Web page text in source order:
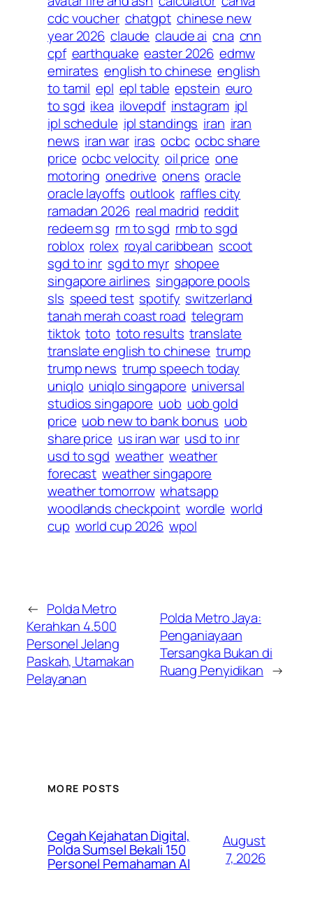
cdc voucher chatgpt chinese new
year 2026 claude claude ai cna cnn
cpf earthquake easter 2026 edmw
emirates english to chinese english
to tamil epl epl table epstein euro
to sgd ikea ilovepdf instagram ipl
ipl schedule ipl standings iran iran
news iran war iras ocbc ocbc share
price ocbc velocity oil price one
motoring onedrive onens oracle
oracle layoffs outlook raffles city
ramadan 2026 real madrid reddit
redeem sg rm to sgd rmb to sgd
roblox rolex royal caribbean scoot
sgd to inr sgd to myr shopee
singapore airlines singapore pools
sls speed test spotify switzerland
tanah merah coast road telegram
tiktok toto toto results translate
translate english to chinese trump
trump news trump speech today
uniqlo uniqlo singapore universal
studios singapore uob uob gold
price uob new to bank bonus uob
share price us iran war usd to inr
usd to sgd weather weather
forecast weather singapore
weather tomorrow whatsapp
woodlands checkpoint wordle world
cup world cup 2026 wpol
← Polda Metro
Kerahkan 4.500
Personel Jelang
Paskah, Utamakan
Pelayanan
Polda Metro Jaya:
Penganiayaan
Tersangka Bukan di
Ruang Penyidikan →
MORE POSTS
Cegah Kejahatan Digital,
Polda Sumsel Bekali 150
Personel Pemahaman AI
August
7, 2026